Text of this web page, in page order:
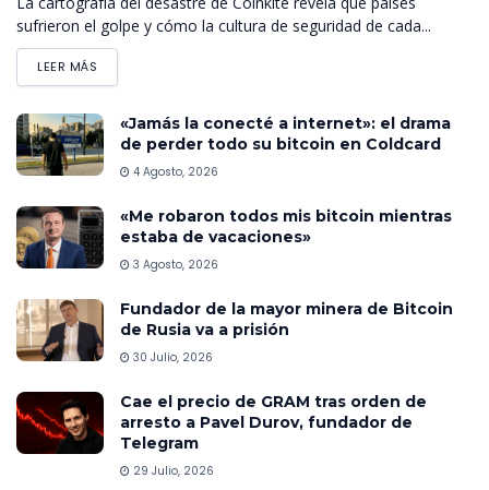
sufrieron el golpe y cómo la cultura de seguridad de cada...
LEER MÁS
«Jamás la conecté a internet»: el drama
de perder todo su bitcoin en Coldcard
4 Agosto, 2026
«Me robaron todos mis bitcoin mientras
estaba de vacaciones»
3 Agosto, 2026
Fundador de la mayor minera de Bitcoin
de Rusia va a prisión
30 Julio, 2026
Cae el precio de GRAM tras orden de
arresto a Pavel Durov, fundador de
Telegram
29 Julio, 2026